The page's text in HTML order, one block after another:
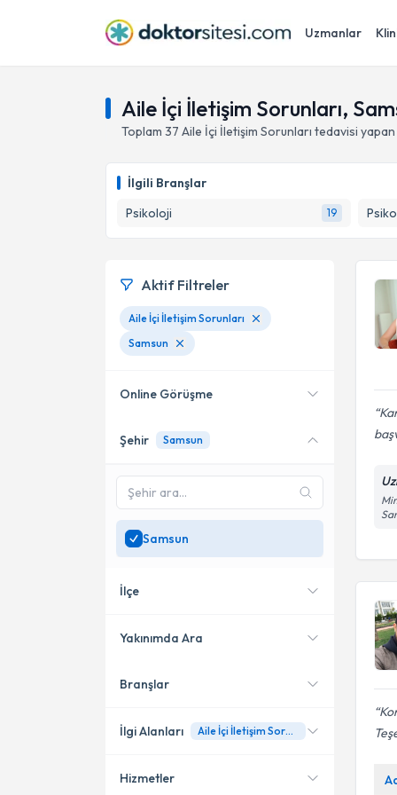
Uzmanlar
Aile İçi İletişim Sorunları,
Toplam 37 Aile İçi İletişim Sorunları tedavisi
İlgili Branşlar
Psikoloji
19
Aktif Filtreler
Aile İçi İletişim Sorunları
Samsun
Online Görüşme
Online danışmanlık sunan
SadeceSamsun
uzman ara
Şehir Samsun
Samsun
İlçe
Atakum
İlkadım
Yakınımda Ara
Konumuma yakın uzmanları
Branşlar
Psikoloji
İlgi Alanları Aile İçi İletişim Sorunları
Hizmetler